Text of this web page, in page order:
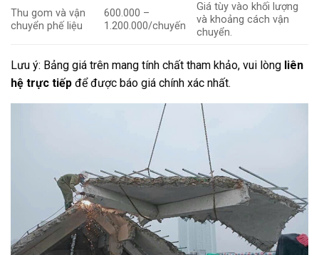
Thu gom và vận
chuyển phế liệu
600.000 –
1.200.000/chuyến
Giá tùy vào khối lượng
và khoảng cách vận
chuyển.
Lưu ý: Bảng giá trên mang tính chất tham khảo, vui lòng liên
hệ trực tiếp để được báo giá chính xác nhất.